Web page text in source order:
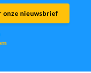
onze nieuwsbrief